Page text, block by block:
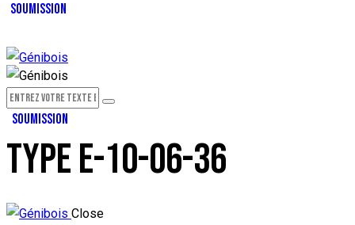
SOUMISSION
SOUMISSION
TYPE E-10-06-36
Close